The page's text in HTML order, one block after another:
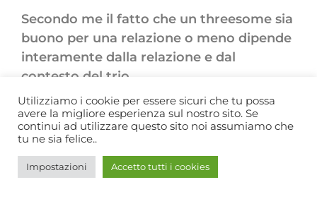
Secondo me il fatto che un threesome sia
buono per una relazione o meno dipende
interamente dalla relazione e dal
contesto del trio.
Tutto può essere buono o rischioso
per una relazione, anche la
monogamia.
È importante rendersi conto che persone
Utilizziamo i cookie per essere sicuri che tu possa
avere la migliore esperienza sul nostro sito. Se
continui ad utilizzare questo sito noi assumiamo che
tu ne sia felice..
Impostazioni Accetto tutti i cookies